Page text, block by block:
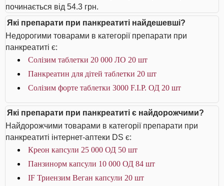
починається від 54.3 грн.
Які препарати при панкреатиті найдешевші?
Недорогими товарами в категорії препарати при
панкреатиті є:
Солізим таблетки 20 000 ЛО 20 шт
Панкреатин для дітей таблетки 20 шт
Солізим форте таблетки 3000 F.I.P. ОД 20 шт
Які препарати при панкреатиті є найдорожчими?
Найдорожчими товарами в категорії препарати при
панкреатиті інтернет-аптеки DS є:
Креон капсули 25 000 ОД 50 шт
Панзинорм капсули 10 000 ОД 84 шт
IF Триензим Веган капсули 20 шт